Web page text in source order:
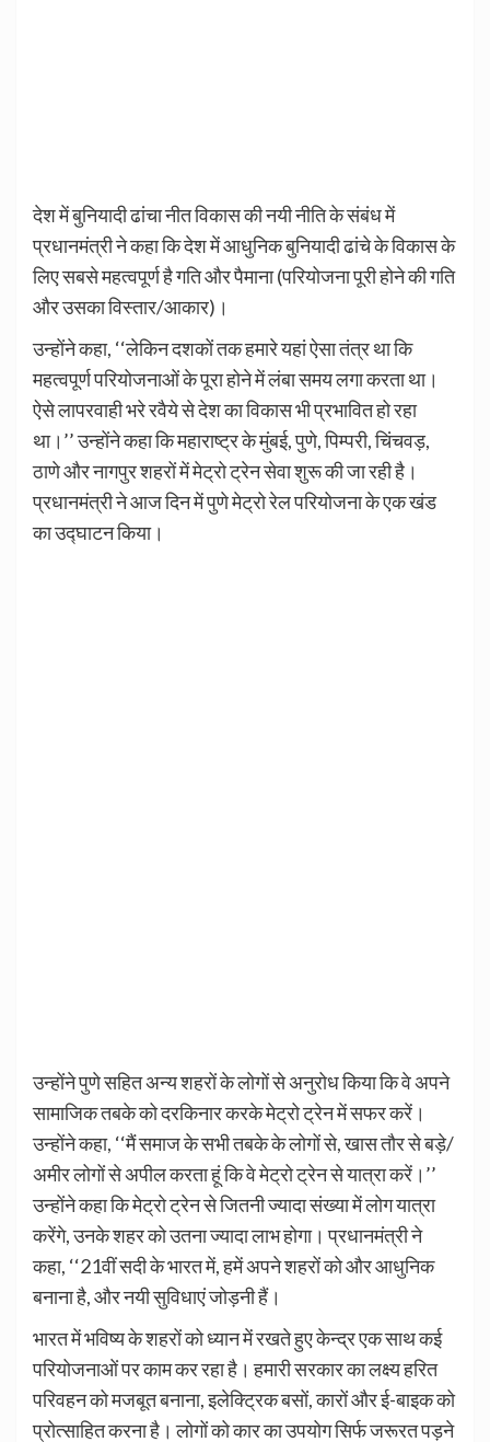
देश में बुनियादी ढांचा नीत विकास की नयी नीति के संबंध में
प्रधानमंत्री ने कहा कि देश में आधुनिक बुनियादी ढांचे के विकास के
लिए सबसे महत्वपूर्ण है गति और पैमाना (परियोजना पूरी होने की गति
और उसका विस्तार/आकार)।
उन्होंने कहा, ‘‘लेकिन दशकों तक हमारे यहां ऐसा तंत्र था कि
महत्वपूर्ण परियोजनाओं के पूरा होने में लंबा समय लगा करता था।
ऐसे लापरवाही भरे रवैये से देश का विकास भी प्रभावित हो रहा
था।’’ उन्होंने कहा कि महाराष्ट्र के मुंबई, पुणे, पिम्परी, चिंचवड़,
ठाणे और नागपुर शहरों में मेट्रो ट्रेन सेवा शुरू की जा रही है।
प्रधानमंत्री ने आज दिन में पुणे मेट्रो रेल परियोजना के एक खंड
का उद्घाटन किया।
उन्होंने पुणे सहित अन्य शहरों के लोगों से अनुरोध किया कि वे अपने
सामाजिक तबके को दरकिनार करके मेट्रो ट्रेन में सफर करें।
उन्होंने कहा, ‘‘मैं समाज के सभी तबके के लोगों से, खास तौर से बड़े/
अमीर लोगों से अपील करता हूं कि वे मेट्रो ट्रेन से यात्रा करें।’’
उन्होंने कहा कि मेट्रो ट्रेन से जितनी ज्यादा संख्या में लोग यात्रा
करेंगे, उनके शहर को उतना ज्यादा लाभ होगा। प्रधानमंत्री ने
कहा, ‘‘21वीं सदी के भारत में, हमें अपने शहरों को और आधुनिक
बनाना है, और नयी सुविधाएं जोड़नी हैं।
भारत में भविष्य के शहरों को ध्यान में रखते हुए केन्द्र एक साथ कई
परियोजनाओं पर काम कर रहा है। हमारी सरकार का लक्ष्य हरित
परिवहन को मजबूत बनाना, इलेक्ट्रिक बसों, कारों और ई-बाइक को
प्रोत्साहित करना है। लोगों को कार का उपयोग सिर्फ जरूरत पड़ने